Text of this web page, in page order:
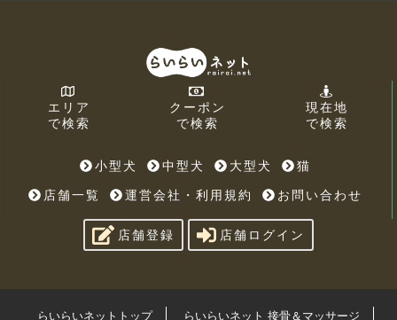
エリア
で検索
クーポン
で検索
現在地
で検索
小型犬 中型犬 大型犬
猫
店舗一覧
運営会社・利用規約 お問い合わせ
店舗登録 店舗ログイン
らいらいネットトップ らいらいネット 接骨＆マッサージ